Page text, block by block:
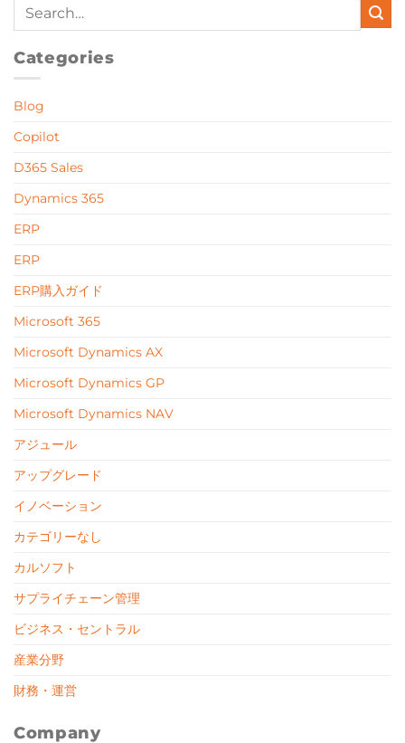
Categories
Blog
Copilot
D365 Sales
Dynamics 365
ERP
ERP
ERP購入ガイド
Microsoft 365
Microsoft Dynamics AX
Microsoft Dynamics GP
Microsoft Dynamics NAV
アジュール
アップグレード
イノベーション
カテゴリーなし
カルソフト
サプライチェーン管理
ビジネス・セントラル
産業分野
財務・運営
Company